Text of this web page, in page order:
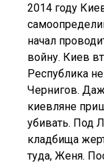
2014 году
начал
войну. Киев
Республика
Чернигов.
киевляне
убивать. Под
кладбища
туда, Женя.